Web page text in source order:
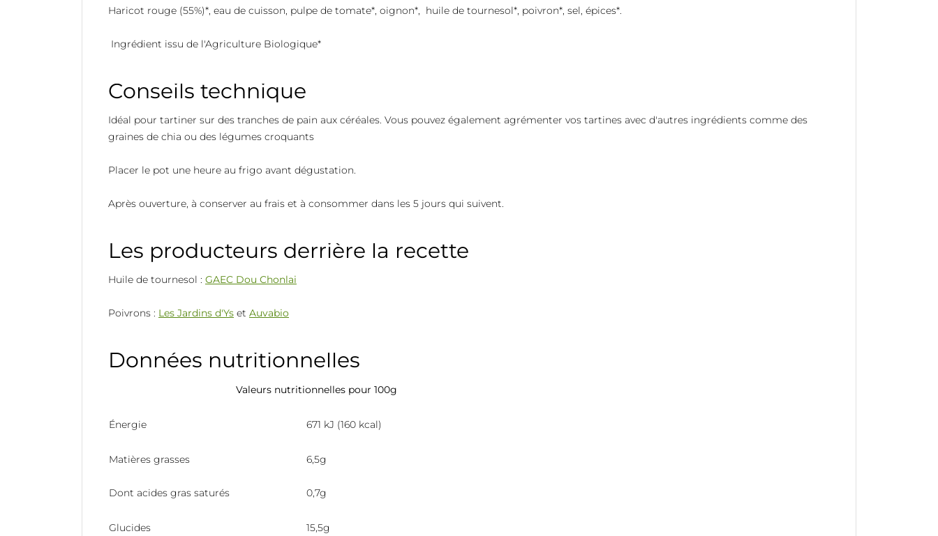
Haricot rouge (55%)*, eau de cuisson, pulpe de tomate*, oignon*, huile de tournesol*, poivron*, sel, épices*.
Ingrédient issu de l'Agriculture Biologique*
Conseils technique
Idéal pour tartiner sur des tranches de pain aux céréales. Vous pouvez également agrémenter vos tartines avec d'autres ingrédients comme des
graines de chia ou des légumes croquants
Placer le pot une heure au frigo avant dégustation.
Après ouverture, à conserver au frais et à consommer dans les 5 jours qui suivent.
Les producteurs derrière la recette
Huile de tournesol : GAEC Dou Chonlai
Poivrons : Les Jardins d'Ys et Auvabio
Données nutritionnelles
Valeurs nutritionnelles pour 100g
Énergie 671 kJ (160 kcal)
Matières grasses
Dont acides gras saturés
6,5g
0,7g
Glucides 15,5g